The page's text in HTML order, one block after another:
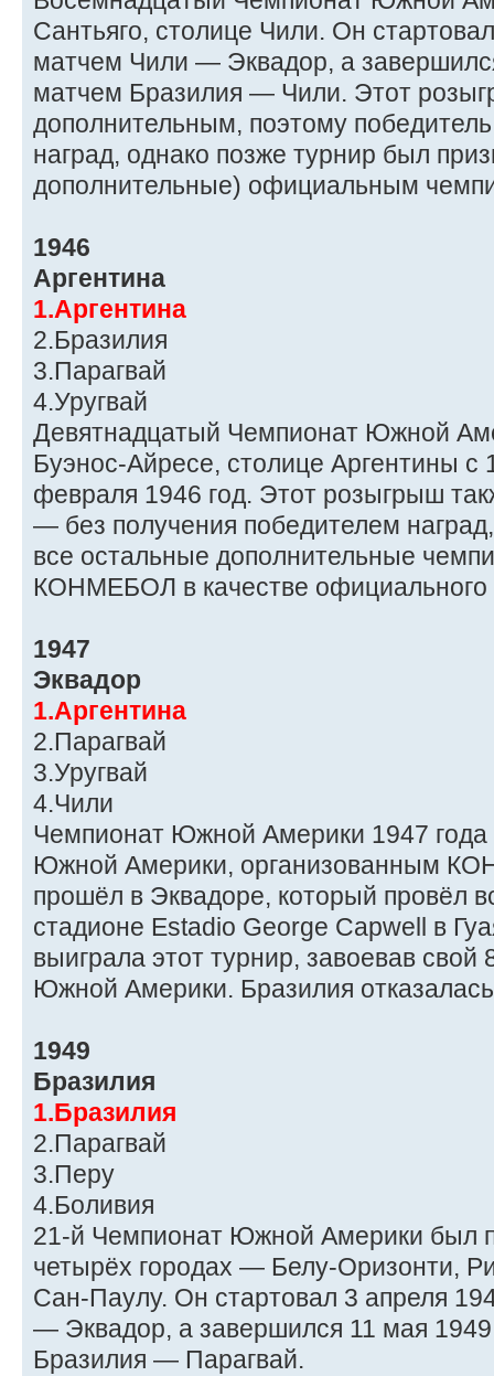
Сантьяго, столице Чили. Он
матчем Чили — Эквадор, а
матчем Бразилия — Чили. Этот
дополнительным, поэтому
наград, однако позже турнир был
дополнительные) официальным
1946
Аргентина
1.Аргентина
2.Бразилия
3.Парагвай
4.Уругвай
Девятнадцатый Чемпионат Южной
Буэнос-Айресе, столице Аргентины с
февраля 1946 год. Этот розыгрыш
— без получения победителем
все остальные дополнительные
КОНМЕБОЛ в качестве официального
1947
Эквадор
1.Аргентина
2.Парагвай
3.Уругвай
4.Чили
Чемпионат Южной Америки 1947
Южной Америки, организованным
прошёл в Эквадоре, который провёл
стадионе Estadio George Capwell в
выиграла этот турнир, завоевав свой
Южной Америки. Бразилия
1949
Бразилия
1.Бразилия
2.Парагвай
3.Перу
4.Боливия
21-й Чемпионат Южной Америки был
четырёх городах — Белу-Оризонти,
Сан-Паулу. Он стартовал 3 апреля
— Эквадор, а завершился 11 мая
Бразилия — Парагвай.